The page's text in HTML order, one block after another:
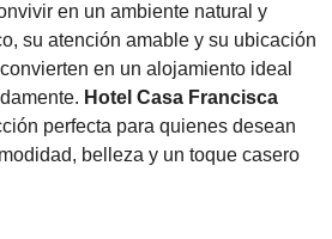
en un ambiente natural y
su atención amable y su ubicación
en un alojamiento ideal
Hotel Casa Francisca
perfecta para quienes desean
belleza y un toque casero